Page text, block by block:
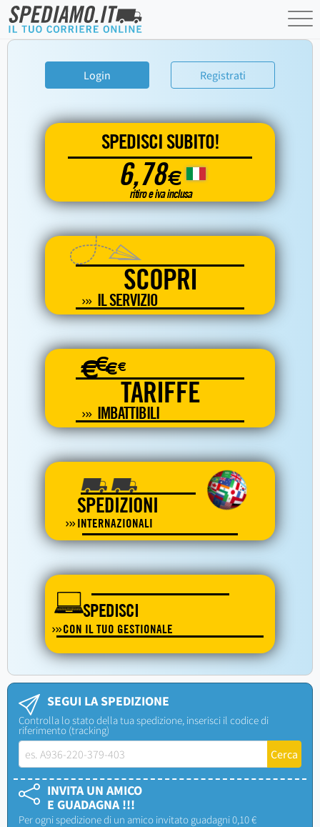
Login Registrati
SPEDISCI SUBITO!
6,78€
ritiro e iva inclusa
SCOPRI
IL SERVIZIO
€€€€
TARIFFE
IMBATTIBILI
SPEDIZIONI
INTERNAZIONALI
SPEDISCI
CON IL TUO GESTIONALE
SEGUI LA SPEDIZIONE
Controlla lo stato della tua spedizione, inserisci il codice di
riferimento (tracking)
INVITA UN AMICO
E GUADAGNA !!!
Per ogni spedizione di un amico invitato guadagni 0,10 €